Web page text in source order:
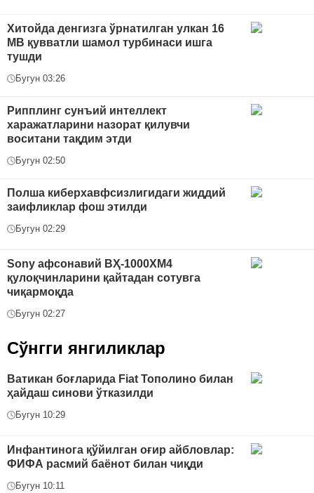
Хитойда денгизга ўрнатилган улкан 16
МВ қувватли шамол турбинаси ишга
тушди
Бугун 03:26
Рипплинг сунъий интеллект
харажатларини назорат қилувчи
воситани тақдим этди
Бугун 02:50
Полша киберхавфсизлигидаги жиддий
заифликлар фош этилди
Бугун 02:29
Sony афсонавий ВҲ-1000XM4
қулоқчинларини қайтадан сотувга
чиқармоқда
Бугун 02:27
Сўнгги янгиликлар
Ватикан боғларида Fiat Тополино билан
ҳайдаш синови ўтказилди
Бугун 10:29
Инфантинога қўйилган оғир айбловлар:
ФИФА расмий баёнот билан чиқди
Бугун 10:11